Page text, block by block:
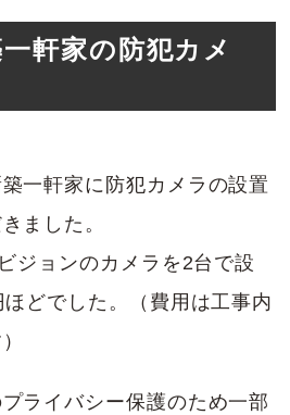
軒家の防犯カメ
一軒家に防犯カメラの設置
ました。
ジョンのカメラを2台で設
どでした。（費用は工事内
ライバシー保護のため一部